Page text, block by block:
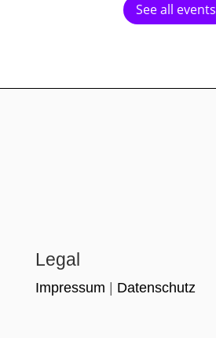
See all events
Legal
Impressum Datenschutz